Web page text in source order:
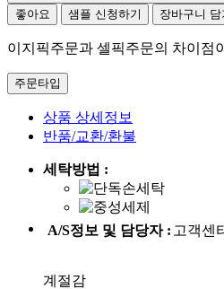
좋아요
샘플 신청하기 장바구니 담
이지픽주문과 셀픽주문의 차이점
주문타입
상품 상세정보
반품/교환/환불
세탁방법 :
A/S정보 및 담당자 : 고객센
계절감